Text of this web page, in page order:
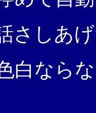
さしあ
白なら